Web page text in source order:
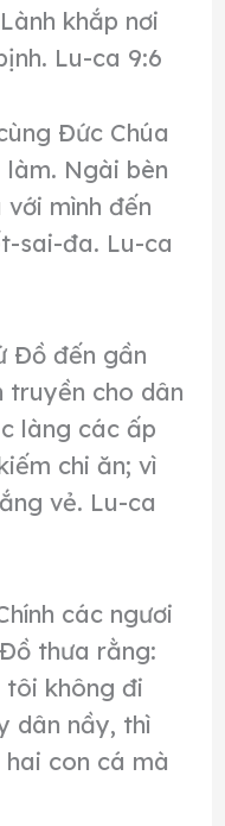
khắp nơi
Lu-ca 9:6
Đức Chúa
làm. Ngài bèn
mình đến
sai-đa. Lu-ca
Đồ đến gần
truyền cho dân
làng các ấp
chi ăn; vì
vẻ. Lu-ca
các ngươi
thưa rằng:
tôi không đi
dân nầy, thì
con cá mà